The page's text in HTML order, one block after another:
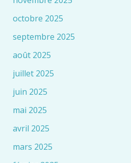
octobre 2025
septembre 2025
août 2025
juillet 2025
juin 2025
mai 2025
avril 2025
mars 2025